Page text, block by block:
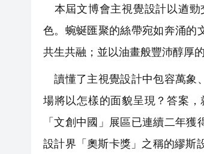
本屆文博會主視覺設計以遒勁
色。蜿蜒匯聚的絲帶宛如奔涌的
共生共融；並以油畫般豐沛醇厚
讀懂了主視覺設計中包容萬象
場將以怎樣的面貌呈現？答案
「文創中國」展區已連續二年
設計界「奧斯卡獎」之稱的繆斯